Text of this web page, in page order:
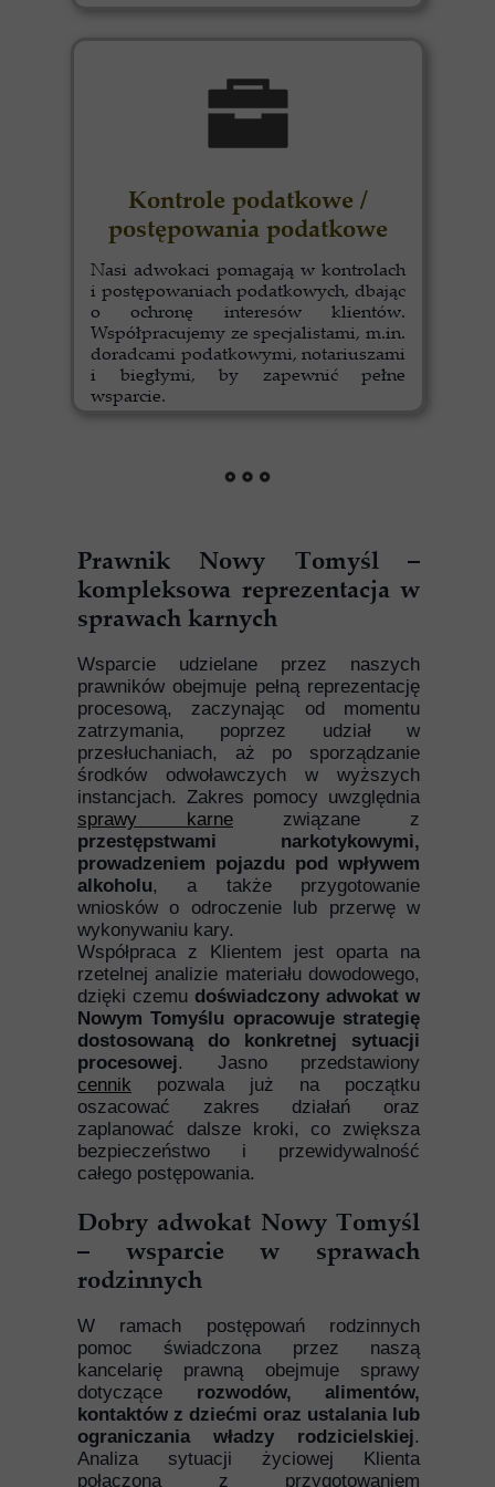
Prawnik Nowy Tomyśl –
kompleksowa reprezentacja w
sprawach karnych
Wsparcie udzielane przez naszych
prawników obejmuje pełną reprezentację
procesową, zaczynając od momentu
zatrzymania, poprzez udział w
przesłuchaniach, aż po sporządzanie
środków odwoławczych w wyższych
instancjach. Zakres pomocy uwzględnia
sprawy karne związane z
przestępstwami narkotykowymi,
prowadzeniem pojazdu pod wpływem
alkoholu, a także przygotowanie
wniosków o odroczenie lub przerwę w
wykonywaniu kary.
Współpraca z Klientem jest oparta na
rzetelnej analizie materiału dowodowego,
dzięki czemu doświadczony adwokat w
Nowym Tomyślu opracowuje strategię
dostosowaną do konkretnej sytuacji
procesowej. Jasno przedstawiony
cennik pozwala już na początku
oszacować zakres działań oraz
zaplanować dalsze kroki, co zwiększa
bezpieczeństwo i przewidywalność
całego postępowania.
Dobry adwokat Nowy Tomyśl
– wsparcie w sprawach
rodzinnych
W ramach postępowań rodzinnych
pomoc świadczona przez naszą
kancelarię prawną obejmuje sprawy
dotyczące rozwodów, alimentów,
kontaktów z dziećmi oraz ustalania lub
ograniczania władzy rodzicielskiej.
Analiza sytuacji życiowej Klienta
połączona z przygotowaniem
Kontrole podatkowe /
postępowania podatkowe
Nasi adwokaci pomagają w kontrolach
i postępowaniach podatkowych, dbając
o ochronę interesów klientów.
Współpracujemy ze specjalistami, m.in.
doradcami podatkowymi, notariuszami
i biegłymi, by zapewnić pełne
wsparcie.